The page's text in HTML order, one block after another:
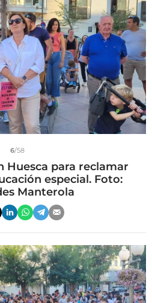
6/58
Huesca para reclamar
especial. Foto:
Manterola